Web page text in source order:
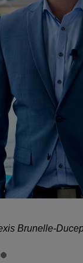
Brunelle-